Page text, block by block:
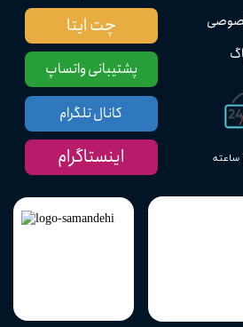
پشتیبانی واتساپ
چت ایتا
کانال تلگرام
اینستاگرام